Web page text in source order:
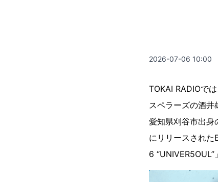
2026-07-06 10:00
TOKAI RADIOで
スペラーズの酒井
愛知県刈谷市出身
にリリースされ
6